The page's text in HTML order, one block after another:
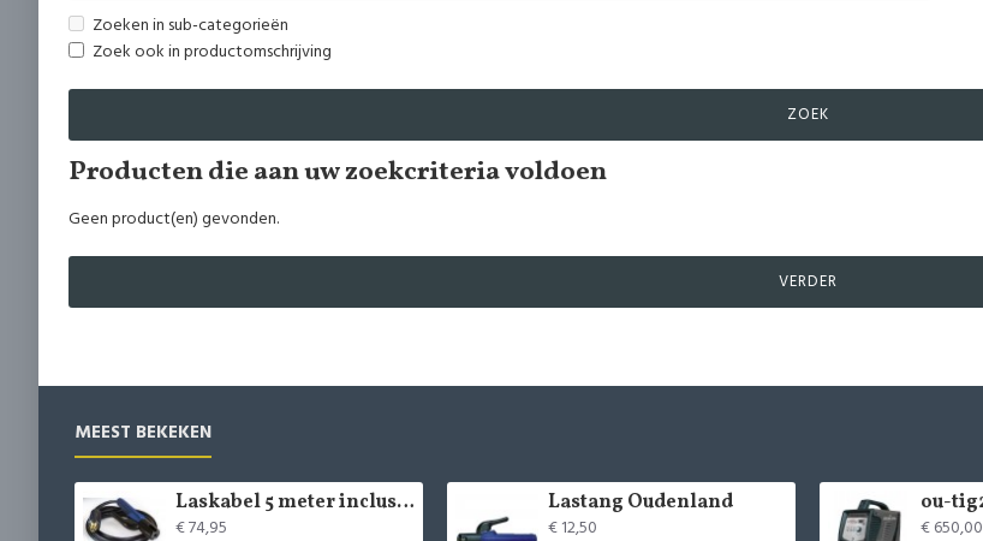
Zoeken in sub-categorieën
Zoek ook in productomschrijving
ZOEK
Producten die aan uw zoekcriteria voldoen
Geen product(en) gevonden.
VERDER
MEEST BEKEKEN
Laskabel 5 meter inclusief tang
€ 74,95
Lastang Oudenland
€ 12,50 € 650,00